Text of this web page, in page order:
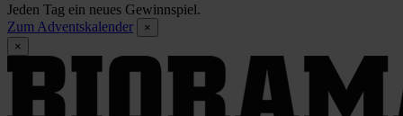
Jeden Tag ein neues Gewinnspiel.
Zum Adventskalender
×
×